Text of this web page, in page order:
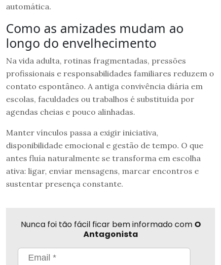
automática.
Como as amizades mudam ao
longo do envelhecimento
Na vida adulta, rotinas fragmentadas, pressões
profissionais e responsabilidades familiares reduzem o
contato espontâneo. A antiga convivência diária em
escolas, faculdades ou trabalhos é substituída por
agendas cheias e pouco alinhadas.
Manter vínculos passa a exigir iniciativa,
disponibilidade emocional e gestão de tempo. O que
antes fluía naturalmente se transforma em escolha
ativa: ligar, enviar mensagens, marcar encontros e
sustentar presença constante.
Nunca foi tão fácil ficar bem informado com O
Antagonista